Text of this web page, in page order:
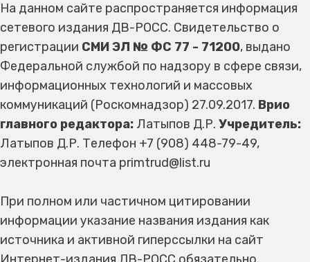
На данном сайте распространяется информация
сетевого издания ДВ-РОСС. Свидетельство о
регистрации СМИ ЭЛ № ФС 77 - 71200, выдано
Федеральной службой по надзору в сфере связи,
информационных технологий и массовых
коммуникаций (Роскомнадзор) 27.09.2017. Врио
главного редактора: Латыпов Д.Р. Учредитель:
Латыпов Д.Р. Телефон +7 (908) 448-79-49,
электронная почта primtrud@list.ru
При полном или частичном цитировании
информации указание названия издания как
источника и активной гиперссылки на сайт